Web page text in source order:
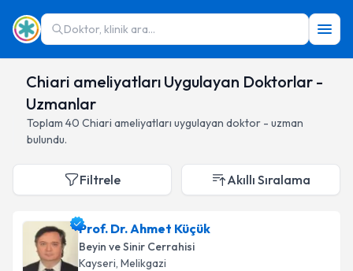
Doktor, klinik ara...
Chiari ameliyatları Uygulayan Doktorlar -
Uzmanlar
Toplam 40 Chiari ameliyatları uygulayan doktor - uzman
bulundu.
Filtrele Akıllı Sıralama
Prof. Dr. Ahmet Küçük
Beyin ve Sinir Cerrahisi
Kayseri, Melikgazi